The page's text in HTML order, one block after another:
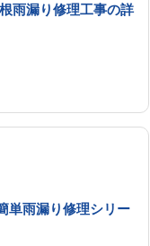
雨漏り修理工事の詳
単雨漏り修理シリー